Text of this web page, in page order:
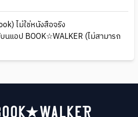
ไม่ใช่หนังสือจริง
นแอป BOOK☆WALKER (ไม่สามารถ